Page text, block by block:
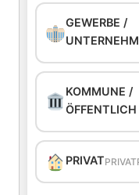
GEWERBE /
KOMMUNE /
ÖFFENTLICH
PRIVAT